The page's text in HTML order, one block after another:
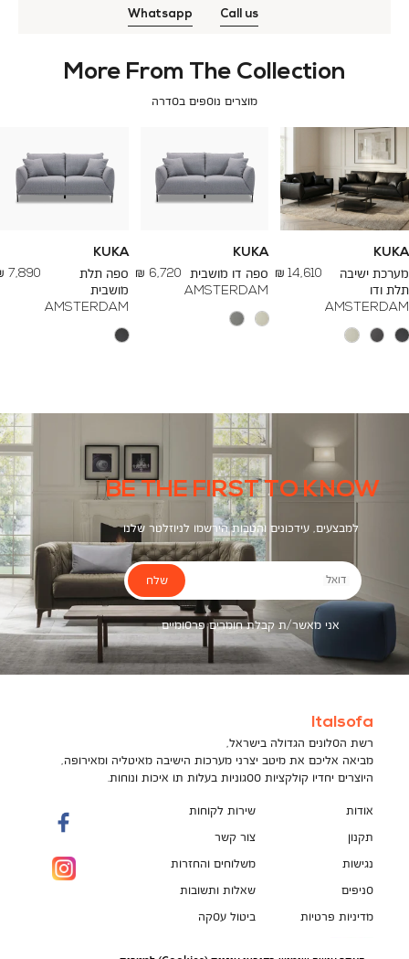
Call us
Whatsapp
More From The Collection
מוצרים נוספים בסדרה
KUKA
מערכת ישיבה
תלת ודו
AMSTERDAM
החל
14,610 ₪
KUKA
ספה דו מושבית
AMSTERDAM
החל
6,720 ₪
KUKA
ספה תלת
מושבית
AMSTERDAM
החל
7,890 ₪
BE THE FIRST TO KNOW
למבצעים, עידכונים והטבות הירשמו לניוזלטר שלנו
דואל
אני מאשר/ת קבלת חומרים פרסומיים
שלח
Italsofa
רשת הסלונים הגדולה בישראל,
מביאה אליכם את מיטב יצרני מערכות הישיבה מאיטליה ומאירופה,
היוצרים יחדיו קולקציות ססגוניות בעלות תו איכות ונוחות.
אודות
תקנון
נגישות
סניפים
מדיניות פרטיות
שירות לקוחות
צור קשר
משלוחים והחזרות
שאלות ותשובות
ביטול עסקה